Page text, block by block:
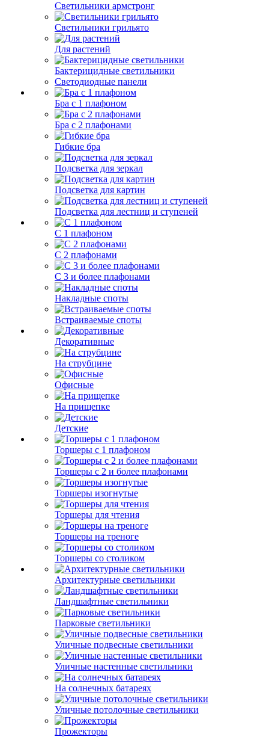
Светильники армстронг
Светильники грильято
Для растений
Бактерицидные светильники
Светодиодные панели
Бра с 1 плафоном
Бра с 2 плафонами
Гибкие бра
Подсветка для зеркал
Подсветка для картин
Подсветка для лестниц и ступеней
С 1 плафоном
С 2 плафонами
С 3 и более плафонами
Накладные споты
Встраиваемые споты
Декоративные
На струбцине
Офисные
На прищепке
Детские
Торшеры с 1 плафоном
Торшеры с 2 и более плафонами
Торшеры изогнутые
Торшеры для чтения
Торшеры на треноге
Торшеры со столиком
Архитектурные светильники
Ландшафтные светильники
Парковые светильники
Уличные подвесные светильники
Уличные настенные светильники
На солнечных батареях
Уличные потолочные светильники
Прожекторы